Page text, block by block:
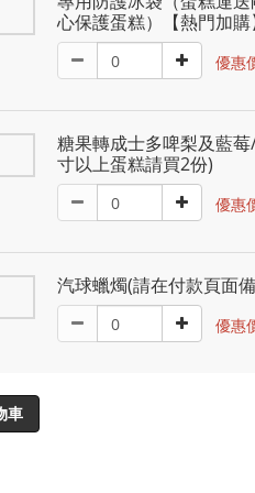
心保護蛋糕）【熱門加購
優惠
糖果轉成士多啤梨及藍
寸以上蛋糕請買2份)
優惠
汽球蠟燭(請在付款頁面
優惠
車